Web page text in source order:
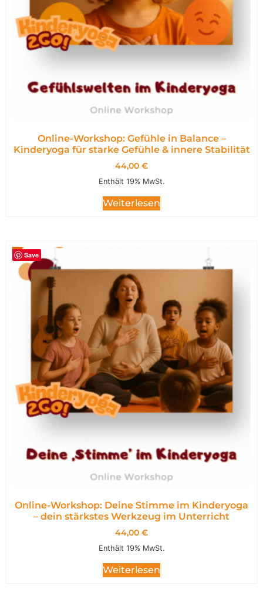
Online-Workshop: Gefühle in Balance –
Kinderyoga für starke Gefühle & innere Stabilität
44,00 €
Enthält 19% MwSt.
Weiterlesen
Save
Online-Workshop: Deine Stimme im Kinderyoga
– dein stärkstes Werkzeug im Unterricht
44,00 €
Enthält 19% MwSt.
Weiterlesen